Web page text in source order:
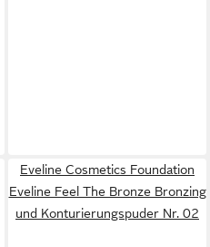
Eveline Cosmetics Foundation
Eveline Feel The Bronze Bronzing
und Konturierungspuder Nr. 02